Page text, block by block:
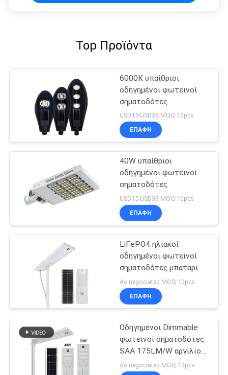
Top Προϊόντα
6000K υπαίθριοι
οδηγημένοι φωτεινοί
σηματοδότες
USD15-USD39 MOQ:10pcs
ΕΠΑΦΉ
40W υπαίθριοι
οδηγημένοι φωτεινοί
σηματοδότες
USD15-USD39 MOQ:10pcs
ΕΠΑΦΉ
LiFePO4 ηλιακοί
οδηγημένοι φωτεινοί
σηματοδότες μπαταριών
IP65 120W 150lm/W
As negociated MOQ:10pcs
ΕΠΑΦΉ
Οδηγημένοι Dimmable
φωτεινοί σηματοδότες
SAA 175LM/W αργιλίου
MPPT 5250lm
As negociated MOQ:10pcs